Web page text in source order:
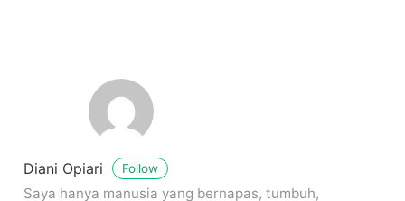
Diani Opiari Follow
Saya hanya manusia yang bernapas, tumbuh,